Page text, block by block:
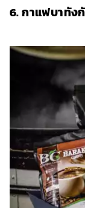
6. กาแฟบาทัง